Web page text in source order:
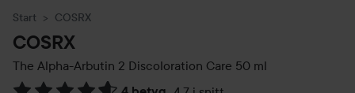
Start COSRX
COSRX
The Alpha-Arbutin 2 Discoloration Care 50 ml